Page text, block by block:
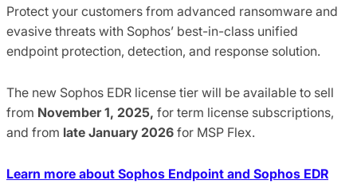
Protect your customers from advanced ransomware and
evasive threats with Sophos’ best-in-class unified
endpoint protection, detection, and response solution.
The new Sophos EDR license tier will be available to sell
from November 1, 2025, for term license subscriptions,
and from late January 2026 for MSP Flex.
Learn more about Sophos Endpoint and Sophos EDR